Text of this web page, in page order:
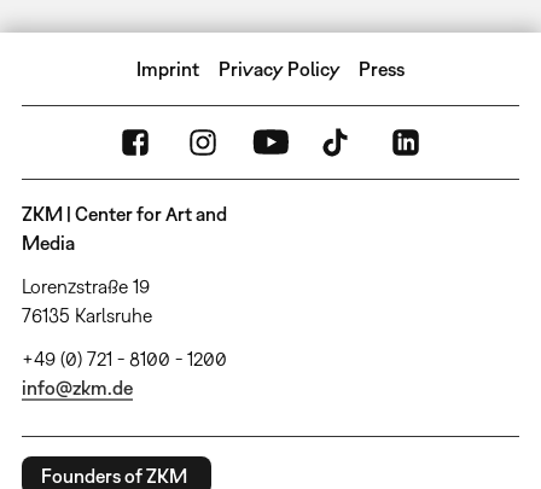
Imprint Privacy Policy Press
ZKM | Center for Art and
Media
Lorenzstraße 19
76135 Karlsruhe
+49 (0) 721 - 8100 - 1200
info@zkm.de
Founders of ZKM